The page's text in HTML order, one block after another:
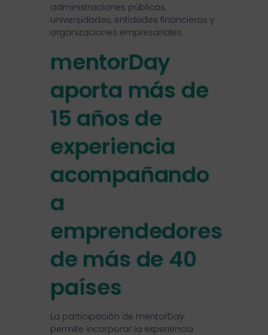
administraciones públicas,
universidades, entidades financieras y
organizaciones empresariales.
mentorDay
aporta más de
15 años de
experiencia
acompañando
a
emprendedores
de más de 40
países
La participación de mentorDay
permite incorporar la experiencia